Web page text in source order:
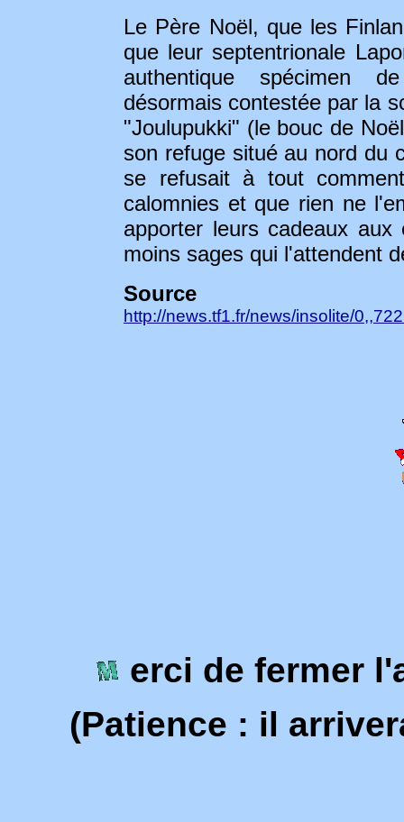
Le Père Noël, que les
que leur septentrionale
authentique spécimen
désormais contestée par la
"Joulupukki" (le bouc de
son refuge situé au nord du
se refusait à tout
calomnies et que rien ne
apporter leurs cadeaux aux
moins sages qui l'attendent
http://news.tf1.fr/news/insolite/
erci de fermer
(Patience : il